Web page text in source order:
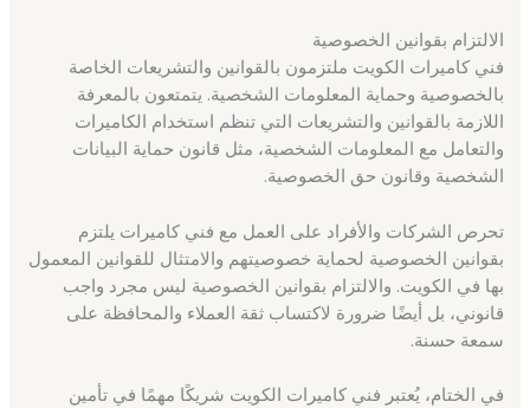
الالتزام بقوانين الخصوصية
فني كاميرات الكويت ملتزمون بالقوانين والتشريعات الخاصة
بالخصوصية وحماية المعلومات الشخصية. يتمتعون بالمعرفة
اللازمة بالقوانين والتشريعات التي تنظم استخدام الكاميرات
والتعامل مع المعلومات الشخصية، مثل قانون حماية البيانات
الشخصية وقانون حق الخصوصية.
تحرص الشركات والأفراد على العمل مع فني كاميرات يلتزم
بقوانين الخصوصية لحماية خصوصيتهم والامتثال للقوانين المعمول
بها في الكويت. والالتزام بقوانين الخصوصية ليس مجرد واجب
قانوني، بل أيضًا ضرورة لاكتساب ثقة العملاء والمحافظة على
سمعة حسنة.
في الختام، يُعتبر فني كاميرات الكويت شريكًا مهمًا في تأمين